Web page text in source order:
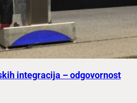
integracija – odgovornost